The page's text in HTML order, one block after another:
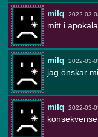
milq 2022-03-
mitt i
milq 2022-03-
jag önskar
milq 2022-03-